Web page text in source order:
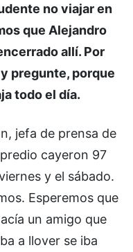
no viajar en
que Alejandro
allí. Por
pregunte, porque
todo el día.
jefa de prensa de
cayeron 97
y el sábado.
Esperemos que
un amigo que
a llover se iba